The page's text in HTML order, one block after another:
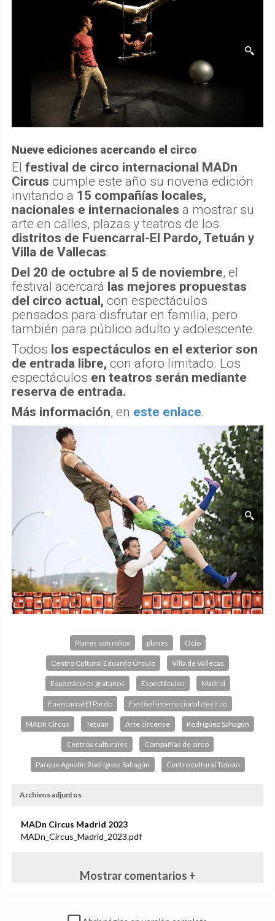
Nueve ediciones acercando el circo
El festival de circo internacional MADn
Circus cumple este año su novena edición
invitando a 15 compañías locales,
nacionales e internacionales a mostrar su
arte en calles, plazas y teatros de los
distritos de Fuencarral-El Pardo, Tetuán y
Villa de Vallecas.
Del 20 de octubre al 5 de noviembre, el
festival acercará las mejores propuestas
del circo actual, con espectáculos
pensados para disfrutar en familia, pero
también para público adulto y adolescente.
Todos los espectáculos en el exterior son
de entrada libre, con aforo limitado. Los
espectáculos en teatros serán mediante
reserva de entrada.
Más información, en este enlace.
Planes con niños planes Ocio
Centro Cultural Eduardo Úrculo Villa de Vallecas
Espectáculos gratuitos Espectáculos Madrid
Fuencarral El Pardo Festival internacional de circo
MADn Circus Tetuán Arte circense Rodríguez Sahagún
Centros culturales Compañías de circo
Parque Agustín Rodríguez Sahagún Centro cultural Tetuán
Archivos adjuntos
MADn Circus Madrid 2023
MADn_Circus_Madrid_2023.pdf
Mostrar comentarios +